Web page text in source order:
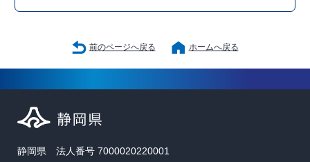
前のページへ戻る ホームへ戻る
静岡県 法人番号 7000020220001